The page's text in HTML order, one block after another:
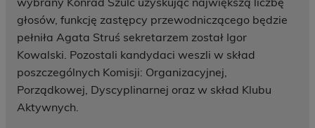
głosów, funkcję zastępcy przewodniczącego będzie
pełniła Agata Struś sekretarzem został Igor
Kowalski. Pozostali kandydaci weszli w skład
poszczególnych Komisji: Organizacyjnej,
Porządkowej, Dyscyplinarnej oraz w skład Klubu
Aktywnych.